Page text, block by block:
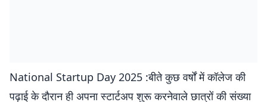
National Startup Day 2025 :बीते कुछ वर्षों में कॉलेज की
पढ़ाई के दौरान ही अपना स्टार्टअप शुरू करनेवाले छात्रों की संख्या